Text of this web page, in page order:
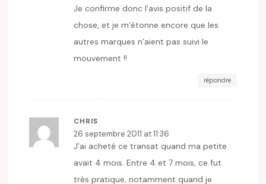
Je confirme donc l’avis positif de la
chose, et je m’étonne encore que les
autres marques n’aient pas suivi le
mouvement !!
répondre
CHRIS
26 septembre 2011 at 11:36
J’ai acheté ce transat quand ma petite
avait 4 mois. Entre 4 et 7 mois, ce fut
très pratique, notamment quand je